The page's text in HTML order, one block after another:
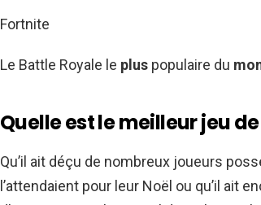
Fortnite
Le Battle Royale le plus populaire du
Quelle est le meilleur jeu de
Qu’il ait déçu de nombreux joueurs
l’attendaient pour leur Noël ou qu’il ait